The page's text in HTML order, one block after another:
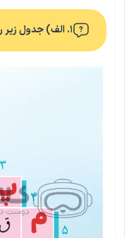
۱. الف) جدول زیر را با واژه‌های درس کامل کنید.